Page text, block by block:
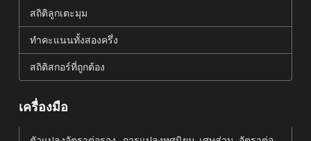
สถิติลูกเตะมุม
ทำคะแนนทั้งสองครึ่ง
สถิติสกอร์ที่ถูกต้อง
เครื่องมือ